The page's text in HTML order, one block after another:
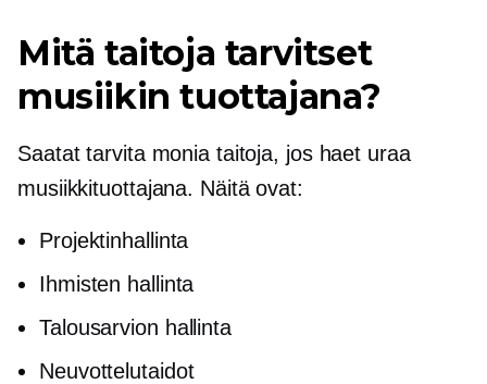
Mitä taitoja tarvitset
musiikin tuottajana?
Saatat tarvita monia taitoja, jos haet uraa
musiikkituottajana. Näitä ovat:
Projektinhallinta
Ihmisten hallinta
Talousarvion hallinta
Neuvottelutaidot